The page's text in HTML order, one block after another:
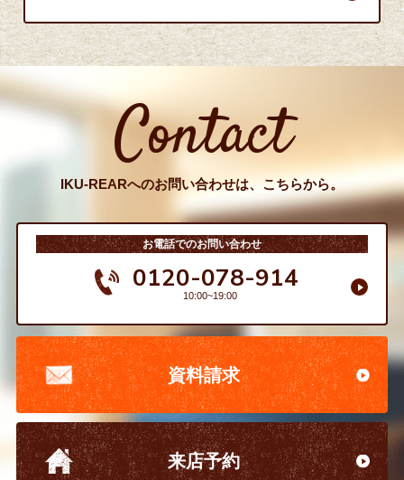
Contact
IKU-REARへのお問い合わせは、こちらから。
お電話でのお問い合わせ
0120-078-914
10:00~19:00
資料請求
来店予約